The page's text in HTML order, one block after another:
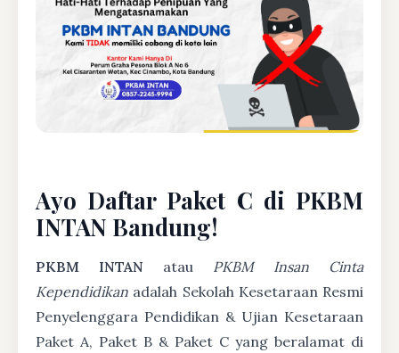
Ayo Daftar Paket C di PKBM
INTAN Bandung!
PKBM INTAN atau PKBM Insan Cinta
Kependidikan adalah Sekolah Kesetaraan Resmi
Penyelenggara Pendidikan & Ujian Kesetaraan
Paket A, Paket B & Paket C yang beralamat di